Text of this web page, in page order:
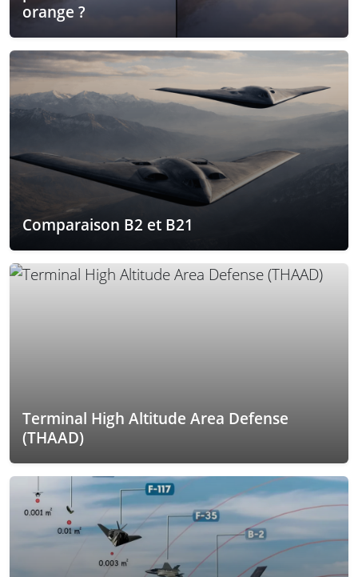
orange ?
Comparaison B2 et B21
Terminal High Altitude Area Defense
(THAAD)